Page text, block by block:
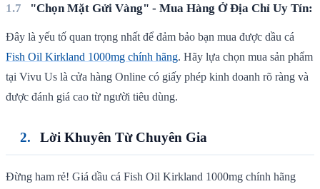
"Chọn Mặt Gửi Vàng" - Mua Hàng Ở Địa Chỉ Uy Tín:
Đây là yếu tố quan trọng nhất để đảm bảo bạn mua được dầu cá
Fish Oil Kirkland 1000mg chính hãng. Hãy lựa chọn mua sản phẩm
tại Vivu Us là cửa hàng Online có giấy phép kinh doanh rõ ràng và
được đánh giá cao từ người tiêu dùng.
Lời Khuyên Từ Chuyên Gia
Đừng ham rẻ! Giá dầu cá Fish Oil Kirkland 1000mg chính hãng